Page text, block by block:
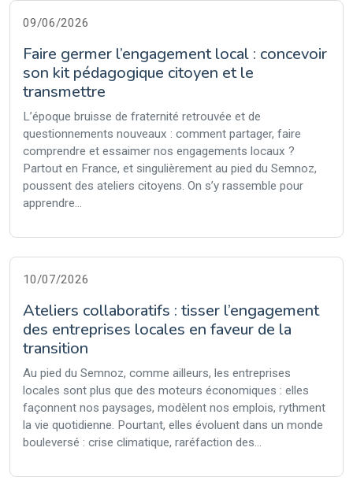
09/06/2026
Faire germer l’engagement local : concevoir
son kit pédagogique citoyen et le
transmettre
L’époque bruisse de fraternité retrouvée et de
questionnements nouveaux : comment partager, faire
comprendre et essaimer nos engagements locaux ?
Partout en France, et singulièrement au pied du Semnoz,
poussent des ateliers citoyens. On s’y rassemble pour
apprendre...
10/07/2026
Ateliers collaboratifs : tisser l’engagement
des entreprises locales en faveur de la
transition
Au pied du Semnoz, comme ailleurs, les entreprises
locales sont plus que des moteurs économiques : elles
façonnent nos paysages, modèlent nos emplois, rythment
la vie quotidienne. Pourtant, elles évoluent dans un monde
bouleversé : crise climatique, raréfaction des...